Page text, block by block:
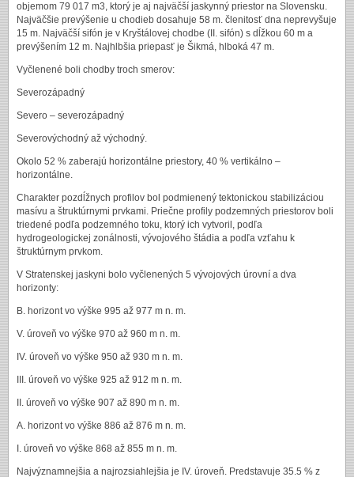
objemom 79 017 m3, ktorý je aj najväčší jaskynný priestor na Slovensku.
Najväčšie prevýšenie u chodieb dosahuje 58 m. členitosť dna neprevyšuje
15 m. Najväčší sifón je v Kryštálovej chodbe (II. sifón) s dĺžkou 60 m a
prevýšením 12 m. Najhlbšia priepasť je Šikmá, hlboká 47 m.
Vyčlenené boli chodby troch smerov:
Severozápadný
Severo – severozápadný
Severovýchodný až východný.
Okolo 52 % zaberajú horizontálne priestory, 40 % vertikálno –
horizontálne.
Charakter pozdĺžnych profilov bol podmienený tektonickou stabilizáciou
masívu a štruktúrnymi prvkami. Priečne profily podzemných priestorov boli
triedené podľa podzemného toku, ktorý ich vytvoril, podľa
hydrogeologickej zonálnosti, vývojového štádia a podľa vzťahu k
štruktúrnym prvkom.
V Stratenskej jaskyni bolo vyčlenených 5 vývojových úrovní a dva
horizonty:
B. horizont vo výške 995 až 977 m n. m.
V. úroveň vo výške 970 až 960 m n. m.
IV. úroveň vo výške 950 až 930 m n. m.
III. úroveň vo výške 925 až 912 m n. m.
II. úroveň vo výške 907 až 890 m n. m.
A. horizont vo výške 886 až 876 m n. m.
I. úroveň vo výške 868 až 855 m n. m.
Najvýznamnejšia a najrozsiahlejšia je IV. úroveň. Predstavuje 35.5 % z